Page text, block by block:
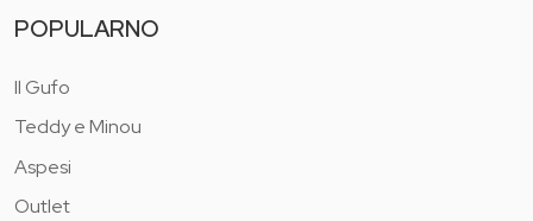
POPULARNO
Il Gufo
Teddy e Minou
Aspesi
Outlet